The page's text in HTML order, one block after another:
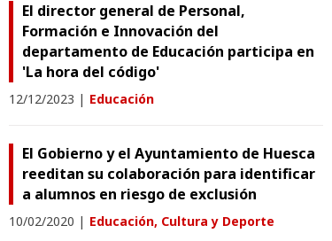
El director general de Personal,
Formación e Innovación del
departamento de Educación participa en
'La hora del código'
12/12/2023 | Educación
El Gobierno y el Ayuntamiento de Huesca
reeditan su colaboración para identificar
a alumnos en riesgo de exclusión
10/02/2020 | Educación, Cultura y Deporte